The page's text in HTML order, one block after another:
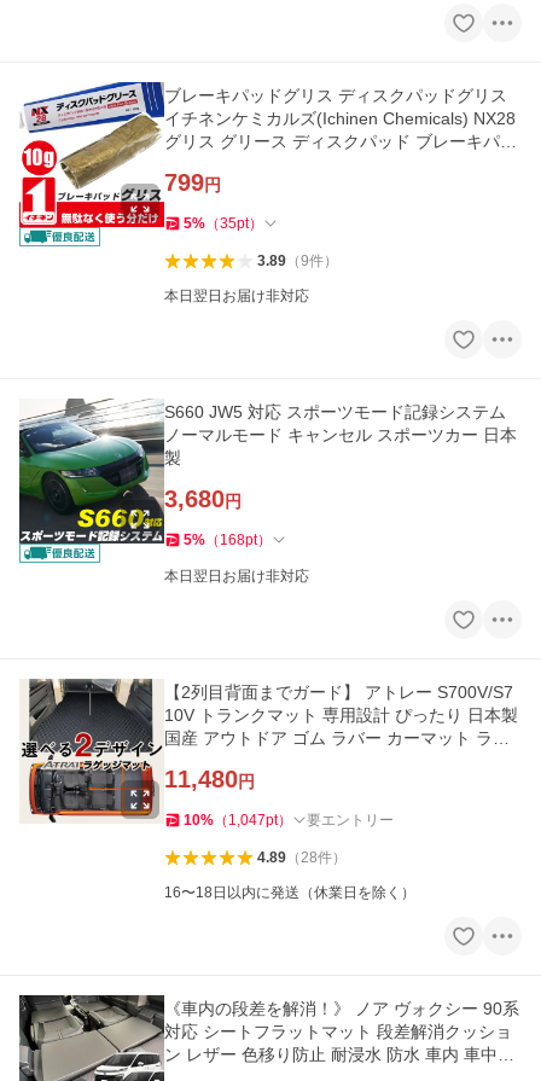
ブレーキパッドグリス ディスクパッドグリス
イチネンケミカルズ(Ichinen Chemicals) NX28
グリス グリース ディスクパッド ブレーキパッ
799円
5% （35pt）
3.89（9件）
本日翌日お届け非対応
S660 JW5 対応 スポーツモード記録システム
ノーマルモード キャンセル スポーツカー 日本
製
3,680円
5% （ 168pt）
本日翌日お届け非対応
【2列目背面までガード】 アトレー S700V/S7
10V トランクマット 専用設計 ぴったり 日本製
国産 アウトドア ゴム ラバー カーマット ラゲ
11,480円
10% （ 1,047pt） 要エントリー
4.89（28件）
16〜18日以内に発送（休業日を除く）
《車内の段差を解消！》 ノア ヴォクシー 90系
対応 シートフラットマット 段差解消クッショ
ン レザー 色移り防止 耐浸水 防水 車内 車中泊